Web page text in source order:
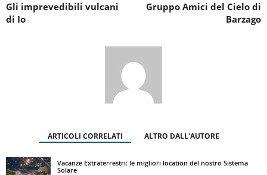
Gli imprevedibili vulcani
di Io
Gruppo Amici del Cielo di
Barzago
ARTICOLI CORRELATI ALTRO DALL'AUTORE
Vacanze Extraterrestri: le migliori location del nostro Sistema
Solare